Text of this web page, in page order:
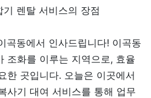
렌탈 서비스의 장점
곡동에서 인사드립니다! 이곡동
조화를 이루는 지역으로, 효율
한 곳입니다. 오늘은 이곳에서
사기 대여 서비스를 통해 업무